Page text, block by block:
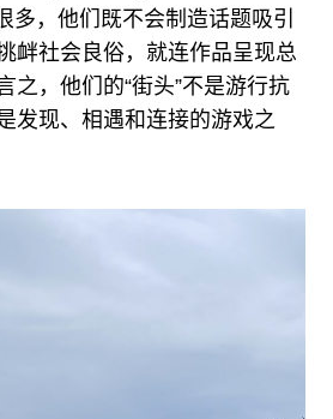
多，他们既不会制造话题吸引
衅社会良俗，就连作品呈现总
之，他们的“街头”不是游行抗
发现、相遇和连接的游戏之